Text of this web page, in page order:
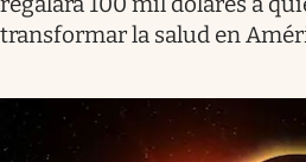
transformar la salud en